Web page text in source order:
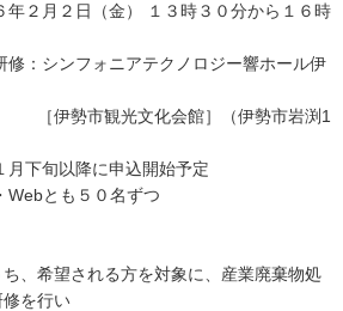
２日（金） １３時３０分から１６時
ォニアテクノロジー響ホール伊
化会館］（伊勢市岩渕1
に申込開始予定
とも５０名ずつ
希望される方を対象に、産業廃棄物処
を行い